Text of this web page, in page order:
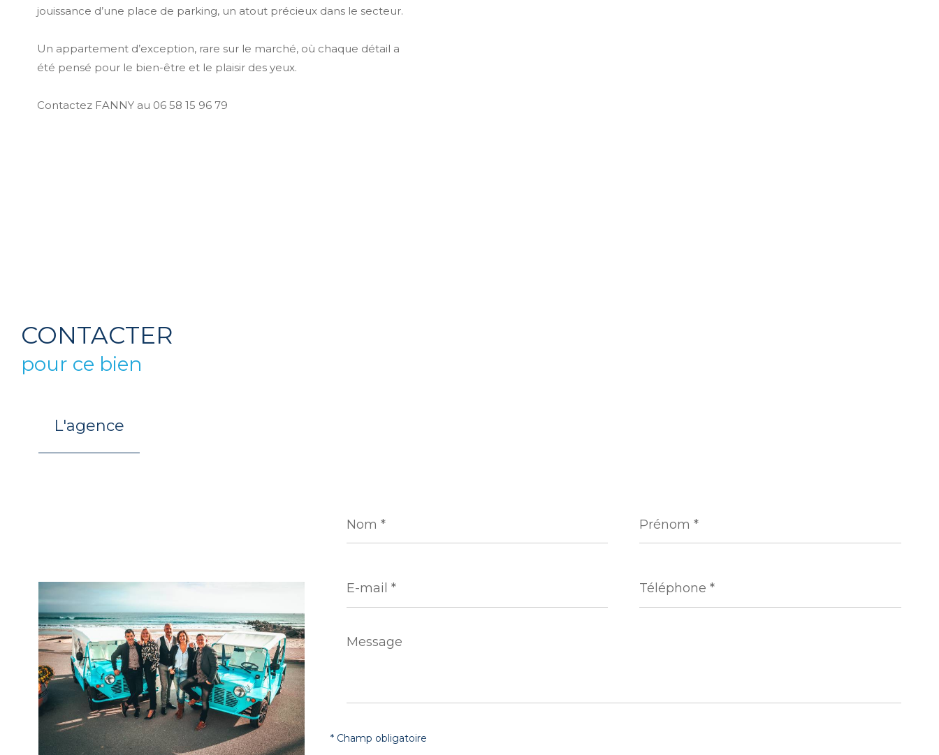
jouissance d’une place de parking, un atout précieux dans le secteur.
Un appartement d’exception, rare sur le marché, où chaque détail a
été pensé pour le bien-être et le plaisir des yeux.
Contactez FANNY au 06 58 15 96 79
CONTACTER
pour ce bien
L'agence
* *
mail
*
*
Message
*
* Champ obligatoire